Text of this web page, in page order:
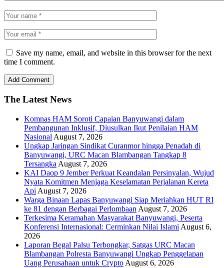
Save my name, email, and website in this browser for the next
time I comment.
The Latest News
Komnas HAM Soroti Capaian Banyuwangi dalam
Pembangunan Inklusif, Diusulkan Ikut Penilaian HAM
Nasional August 7, 2026
Ungkap Jaringan Sindikat Curanmor hingga Penadah di
Banyuwangi, URC Macan Blambangan Tangkap 8
Tersangka August 7, 2026
KAI Daop 9 Jember Perkuat Keandalan Persinyalan, Wujud
Nyata Komitmen Menjaga Keselamatan Perjalanan Kereta
Api August 7, 2026
Warga Binaan Lapas Banyuwangi Siap Meriahkan HUT RI
ke 81 dengan Berbagai Perlombaan August 7, 2026
Terkesima Keramahan Masyarakat Banyuwangi, Peserta
Konferensi Internasional: Cerminkan Nilai Islami August 6,
2026
Laporan Begal Palsu Terbongkar, Satgas URC Macan
Blambangan Polresta Banyuwangi Ungkap Penggelapan
Uang Perusahaan untuk Crypto August 6, 2026